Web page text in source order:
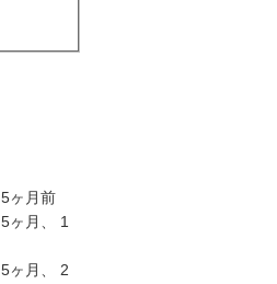
5ヶ月前
5ヶ月、 1
5ヶ月、 2